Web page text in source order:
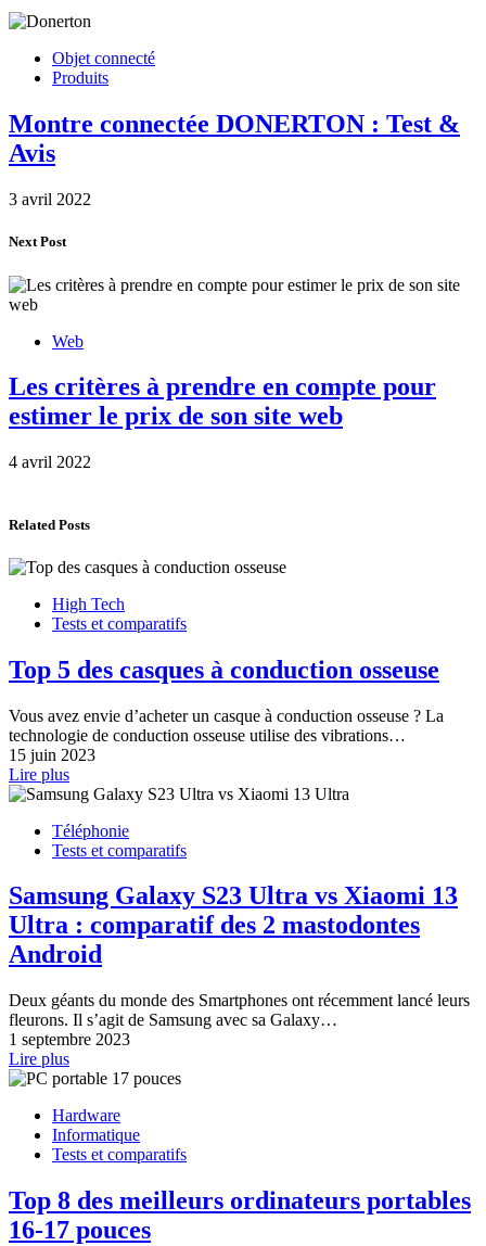
Objet connecté
Produits
Montre connectée DONERTON : Test &
Avis
3 avril 2022
Next Post
Web
Les critères à prendre en compte pour
estimer le prix de son site web
4 avril 2022
Related Posts
High Tech
Tests et comparatifs
Top 5 des casques à conduction osseuse
Vous avez envie d’acheter un casque à conduction osseuse ? La
technologie de conduction osseuse utilise des vibrations…
15 juin 2023
Lire plus
Téléphonie
Tests et comparatifs
Samsung Galaxy S23 Ultra vs Xiaomi 13
Ultra : comparatif des 2 mastodontes
Android
Deux géants du monde des Smartphones ont récemment lancé leurs
fleurons. Il s’agit de Samsung avec sa Galaxy…
1 septembre 2023
Lire plus
Hardware
Informatique
Tests et comparatifs
Top 8 des meilleurs ordinateurs portables
16-17 pouces